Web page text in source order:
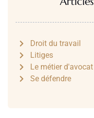
Droit du travail
Litiges
Le métier d'avocat
Se défendre